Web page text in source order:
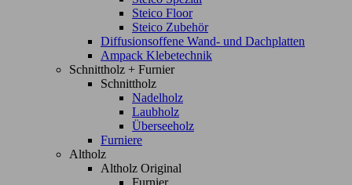
Steico Floor
Steico Zubehör
Diffusionsoffene Wand- und Dachplatten
Ampack Klebetechnik
Schnittholz + Furnier
Schnittholz
Nadelholz
Laubholz
Überseeholz
Furniere
Altholz
Altholz Original